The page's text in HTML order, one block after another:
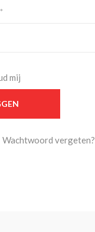
mij
Wachtwoord vergeten?